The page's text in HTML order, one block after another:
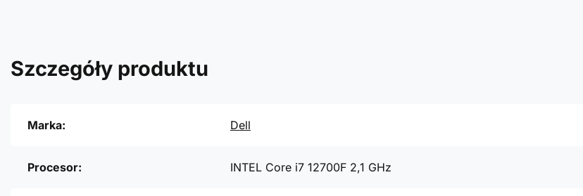
Szczegóły produktu
Marka: Dell
Procesor: INTEL Core i7 12700F 2,1 GHz